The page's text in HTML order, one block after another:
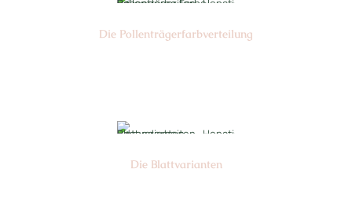
Die Pollen­trägerfarb­verteilung
Die Blattvarianten